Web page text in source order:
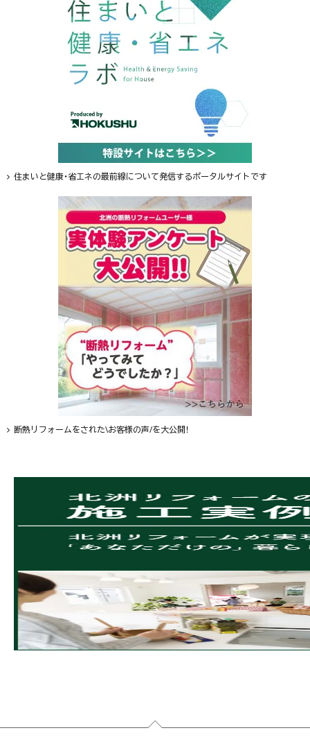
住まいと健康・省エネの最前線について発信するポータルサイトです
断熱リフォームをされた\お客様の声/を大公開！
フッター